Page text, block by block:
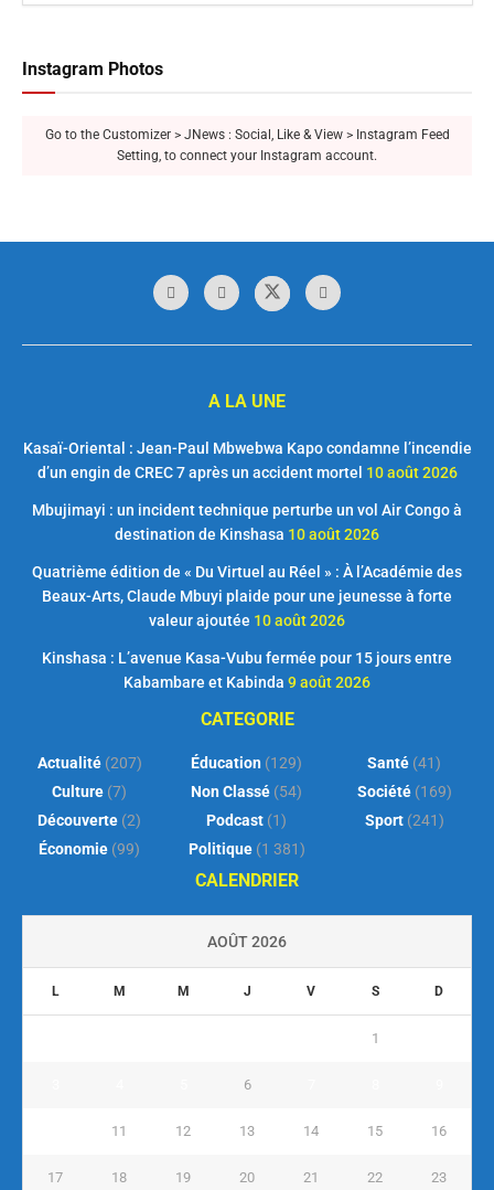
Instagram Photos
Go to the Customizer > JNews : Social, Like & View > Instagram Feed
Setting, to connect your Instagram account.
A LA UNE
Kasaï-Oriental : Jean-Paul Mbwebwa Kapo condamne l’incendie
d’un engin de CREC 7 après un accident mortel 10 août 2026
Mbujimayi : un incident technique perturbe un vol Air Congo à
destination de Kinshasa 10 août 2026
Quatrième édition de « Du Virtuel au Réel » : À l’Académie des
Beaux-Arts, Claude Mbuyi plaide pour une jeunesse à forte
valeur ajoutée 10 août 2026
Kinshasa : L’avenue Kasa-Vubu fermée pour 15 jours entre
Kabambare et Kabinda 9 août 2026
CATEGORIE
Actualité(207)
Culture (7)
Découverte (2)
Économie (99)
Éducation (129)
Non Classé (54)
Podcast (1)
Politique(1 381)
Santé (41)
Société(169)
Sport(241)
CALENDRIER
AOÛT 2026
L M M J V S D
1
6
11 12 13 14 15 16
17 18 19 20 21 22 23